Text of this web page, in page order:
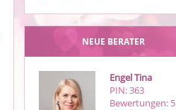
NEUE BERATER
Engel Tina
PIN: 363
Bewertungen: 5